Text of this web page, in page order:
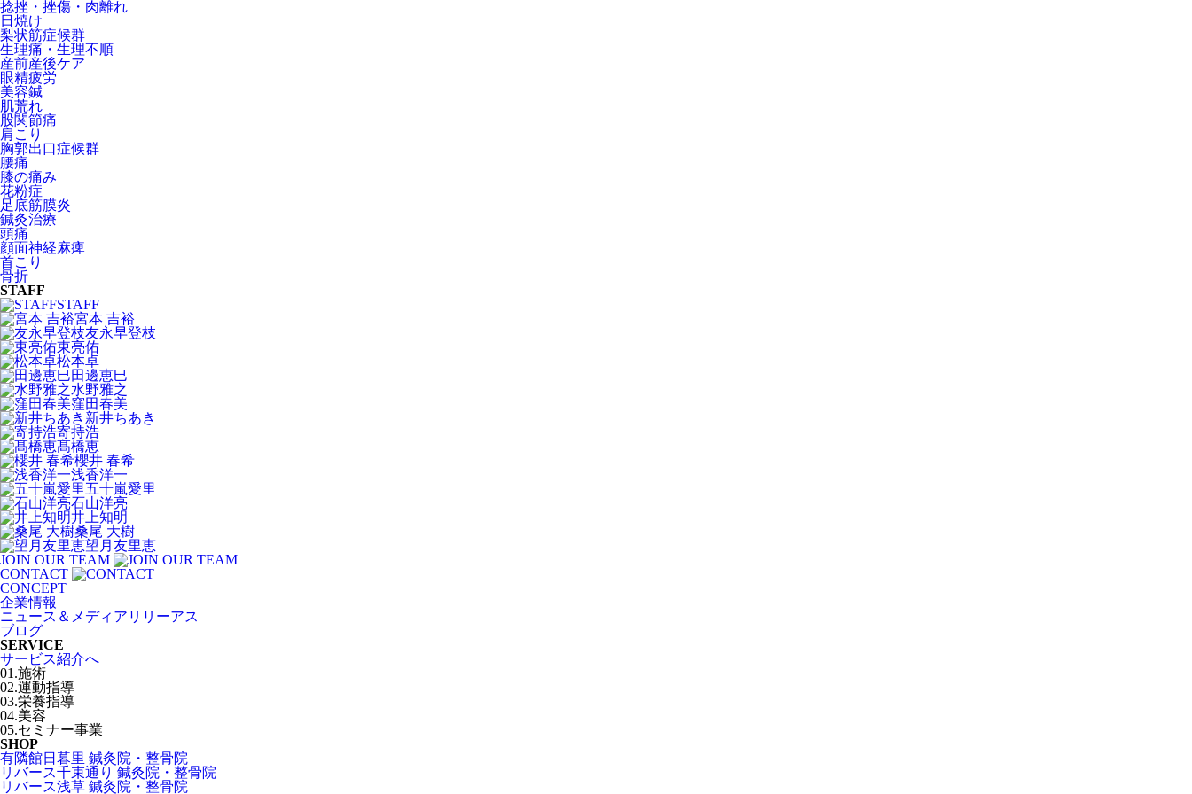
捻挫・挫傷・肉離れ
日焼け
梨状筋症候群
生理痛・生理不順
産前産後ケア
眼精疲労
美容鍼
肌荒れ
股関節痛
肩こり
胸郭出口症候群
腰痛
膝の痛み
花粉症
足底筋膜炎
鍼灸治療
頭痛
顔面神経麻痺
首こり
骨折
STAFF
STAFF
宮本 吉裕
友永早登枝
東亮佑
松本卓
田邊恵巳
水野雅之
窪田春美
新井ちあき
寄持浩
髙橋恵
櫻井 春希
浅香洋一
五十嵐愛里
石山洋亮
井上知明
桑尾 大樹
望月友里恵
JOIN OUR TEAM
CONTACT
CONCEPT
企業情報
ニュース＆メディアリリーアス
ブログ
SERVICE
サービス紹介へ
01.施術
02.運動指導
03.栄養指導
04.美容
05.セミナー事業
SHOP
有隣館日暮里 鍼灸院・整骨院
リバース千束通り 鍼灸院・整骨院
リバース浅草 鍼灸院・整骨院